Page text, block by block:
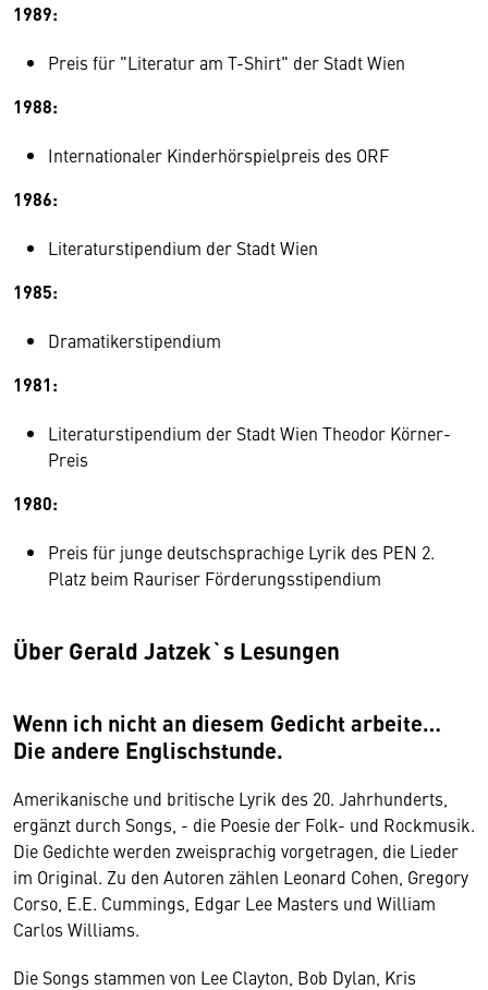
1989:
Preis für "Literatur am T-Shirt" der Stadt Wien
1988:
Internationaler Kinderhörspielpreis des ORF
1986:
Literaturstipendium der Stadt Wien
1985:
Dramatikerstipendium
1981:
Literaturstipendium der Stadt Wien Theodor Körner-
Preis
1980:
Preis für junge deutschsprachige Lyrik des PEN 2.
Platz beim Rauriser Förderungsstipendium
Über Gerald Jatzek`s Lesungen
Wenn ich nicht an diesem Gedicht arbeite…
Die andere Englischstunde.
Amerikanische und britische Lyrik des 20. Jahrhunderts,
ergänzt durch Songs, - die Poesie der Folk- und Rockmusik.
Die Gedichte werden zweisprachig vorgetragen, die Lieder
im Original. Zu den Autoren zählen Leonard Cohen, Gregory
Corso, E.E. Cummings, Edgar Lee Masters und William
Carlos Williams.
Die Songs stammen von Lee Clayton, Bob Dylan, Kris